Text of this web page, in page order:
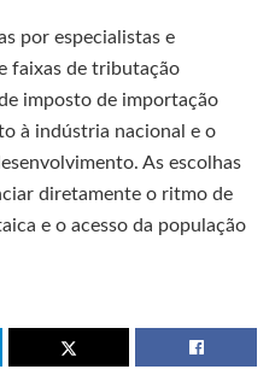
por especialistas e
faixas de tributação
imposto de importação
à indústria nacional e o
As escolhas
diretamente o ritmo de
e o acesso da população